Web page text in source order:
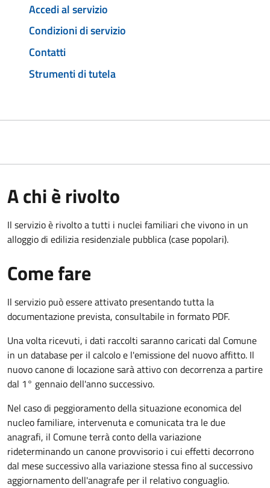
Accedi al servizio
Condizioni di servizio
Contatti
Strumenti di tutela
A chi è rivolto
Il servizio è rivolto a tutti i nuclei familiari che vivono in un
alloggio di edilizia residenziale pubblica (case popolari).
Come fare
Il servizio può essere attivato presentando tutta la
documentazione prevista, consultabile in formato PDF.
Una volta ricevuti, i dati raccolti saranno caricati dal Comune
in un database per il calcolo e l'emissione del nuovo affitto. Il
nuovo canone di locazione sarà attivo con decorrenza a partire
dal 1° gennaio dell'anno successivo.
Nel caso di peggioramento della situazione economica del
nucleo familiare, intervenuta e comunicata tra le due
anagrafi, il Comune terrà conto della variazione
rideterminando un canone provvisorio i cui effetti decorrono
dal mese successivo alla variazione stessa fino al successivo
aggiornamento dell'anagrafe per il relativo conguaglio.